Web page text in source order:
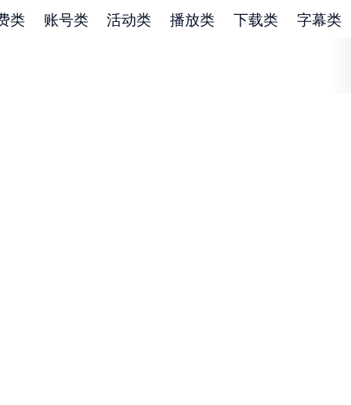
类 账号类 活动类 播放类 下载类 字幕类